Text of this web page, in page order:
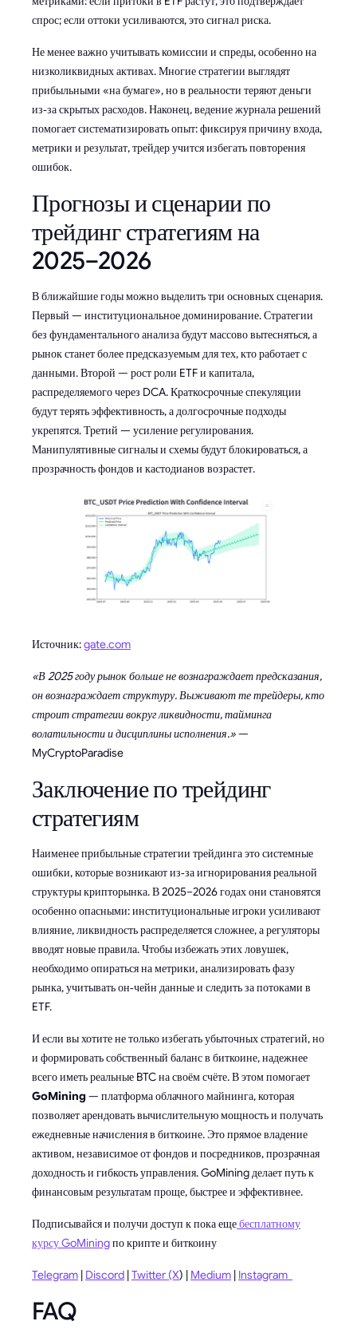
спрос; если оттоки усиливаются, это сигнал риска.
Не менее важно учитывать комиссии и спреды, особенно на
низколиквидных активах. Многие стратегии выглядят
прибыльными «на бумаге», но в реальности теряют деньги
из‑за скрытых расходов. Наконец, ведение журнала решений
помогает систематизировать опыт: фиксируя причину входа,
метрики и результат, трейдер учится избегать повторения
ошибок.
Прогнозы и сценарии по
трейдинг стратегиям на
2025–2026
В ближайшие годы можно выделить три основных сценария.
Первый — институциональное доминирование. Стратегии
без фундаментального анализа будут массово вытесняться, а
рынок станет более предсказуемым для тех, кто работает с
данными. Второй — рост роли ETF и капитала,
распределяемого через DCA. Краткосрочные спекуляции
будут терять эффективность, а долгосрочные подходы
укрепятся. Третий — усиление регулирования.
Манипулятивные сигналы и схемы будут блокироваться, а
прозрачность фондов и кастодианов возрастет.
Источник:gate.com
«В 2025 году рынок больше не вознаграждает предсказания,
он вознаграждает структуру. Выживают те трейдеры, кто
строит стратегии вокруг ликвидности, тайминга
волатильности и дисциплины исполнения.»—
MyCryptoParadise
Заключение по трейдинг
стратегиям
Наименее прибыльные стратегии трейдинга это системные
ошибки, которые возникают из‑за игнорирования реальной
структуры крипторынка. В 2025–2026 годах они становятся
особенно опасными: институциональные игроки усиливают
влияние, ликвидность распределяется сложнее, а регуляторы
вводят новые правила. Чтобы избежать этих ловушек,
необходимо опираться на метрики, анализировать фазу
рынка, учитывать он‑чейн данные и следить за потоками в
ETF.
И если вы хотите не только избегать убыточных стратегий, но
и формировать собственный баланс в биткоине, надежнее
всего иметь реальные BTC на своём счёте. В этом помогает
GoMining— платформа облачного майнинга, которая
позволяет арендовать вычислительную мощность и получать
ежедневные начисления в биткоине. Это прямое владение
активом, независимое от фондов и посредников, прозрачная
доходность и гибкость управления. GoMining делает путь к
финансовым результатам проще, быстрее и эффективнее.
Подписывайся и получи доступ к пока ещебесплатному
курсу GoMiningпо крипте и биткоину
Telegram Discord Twitter (X) | Medium Instagram
FAQ